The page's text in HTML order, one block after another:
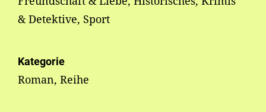
& Detektive, Sport
Kategorie
Roman, Reihe